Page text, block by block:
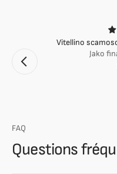
Vitellino
Jako
FAQ
Questions